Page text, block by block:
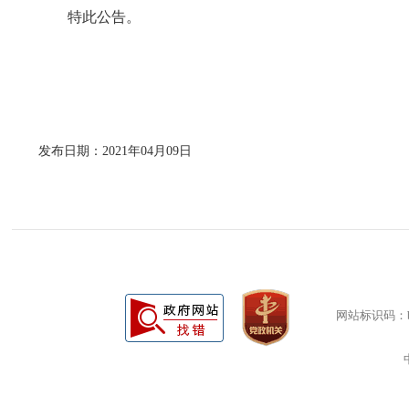
特此公告。
发布日期：2021年04月09日
网站标识码